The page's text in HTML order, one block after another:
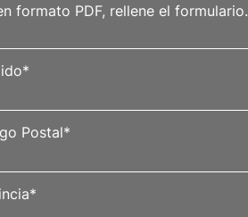
formato PDF, rellene el formulario.
*
Postal*
*